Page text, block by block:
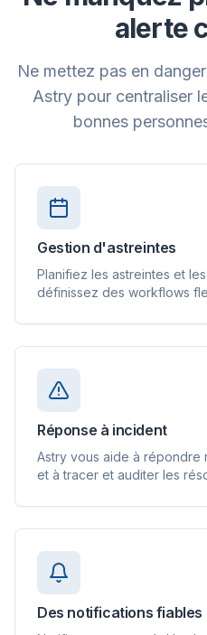
alerte
Ne mettez pas en
Astry pour centraliser
bonnes
Gestion d'astreintes
Planifiez les astreintes et
définissez des workflows
Réponse à incident
Astry vous aide à répondre
et à tracer et auditer les
Des notifications fiables